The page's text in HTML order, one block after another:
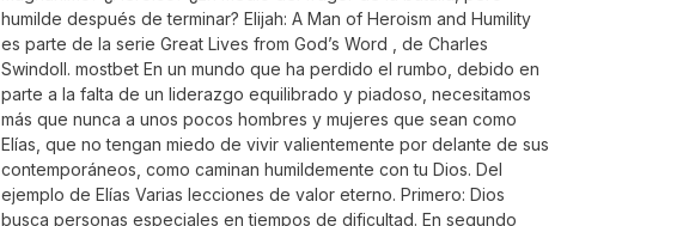
humilde después de terminar? Elijah: A Man of Heroism and Humility
es parte de la serie Great Lives from God’s Word , de Charles
Swindoll. mostbet En un mundo que ha perdido el rumbo, debido en
parte a la falta de un liderazgo equilibrado y piadoso, necesitamos
más que nunca a unos pocos hombres y mujeres que sean como
Elías, que no tengan miedo de vivir valientemente por delante de sus
contemporáneos, como caminan humildemente con tu Dios. Del
ejemplo de Elías Varias lecciones de valor eterno. Primero: Dios
busca personas especiales en tiempos de dificultad. En segundo